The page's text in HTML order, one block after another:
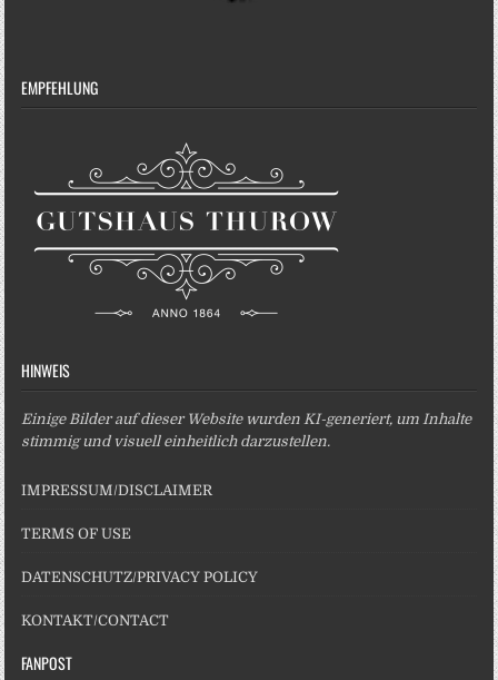
EMPFEHLUNG
HINWEIS
Einige Bilder auf dieser Website wurden KI-generiert, um Inhalte
stimmig und visuell einheitlich darzustellen.
IMPRESSUM/DISCLAIMER
TERMS OF USE
DATENSCHUTZ/PRIVACY POLICY
KONTAKT/CONTACT
FANPOST